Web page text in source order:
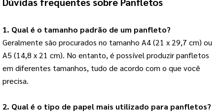
1. Qual é o tamanho padrão de um panfleto?
Geralmente são procurados no tamanho A4 (21 x 29,7 cm) ou
A5 (14,8 x 21 cm). No entanto, é possível produzir panfletos
em diferentes tamanhos, tudo de acordo com o que você
precisa.
2. Qual é o tipo de papel mais utilizado para panfletos?